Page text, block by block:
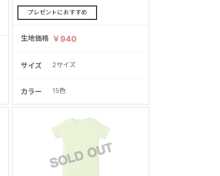
プレゼントにおすすめ
生地価格 ￥940
サイズ 2サイズ
カラー 15色